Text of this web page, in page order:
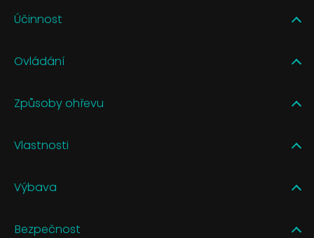
Účinnost
Ovládání
Způsoby ohřevu
Vlastnosti
Výbava
Bezpečnost